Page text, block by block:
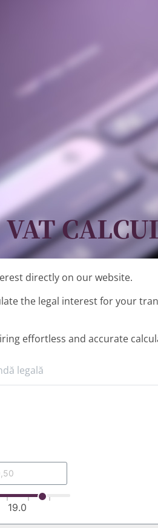
VAT
directly on our website.
the legal interest for your
effortless and accurate
legală
19.0